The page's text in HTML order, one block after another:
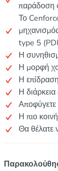
παράδοση
Το
type 5
Η
Η μορφή
Η
Η
Η πιο
Θα θέλατε